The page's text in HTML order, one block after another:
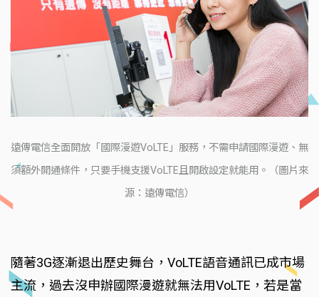
遠傳電信全面開放「國際漫遊VoLTE」服務，不需申請國際漫遊、無
須額外開通條件，只要手機支援VoLTE且開啟設定就能用。（圖片來
源：遠傳電信）
隨著3G逐漸退出歷史舞台，VoLTE語音通訊已成市場
主流，過去沒申辦國際漫遊就無法用VoLTE，若是當